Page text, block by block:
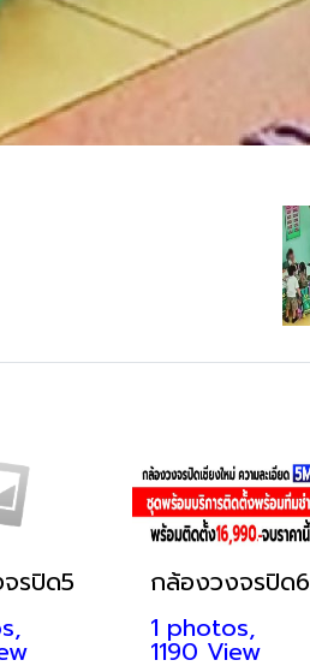
รปิด5
กล้องวงจรปิด6
1 photos,
1190 View